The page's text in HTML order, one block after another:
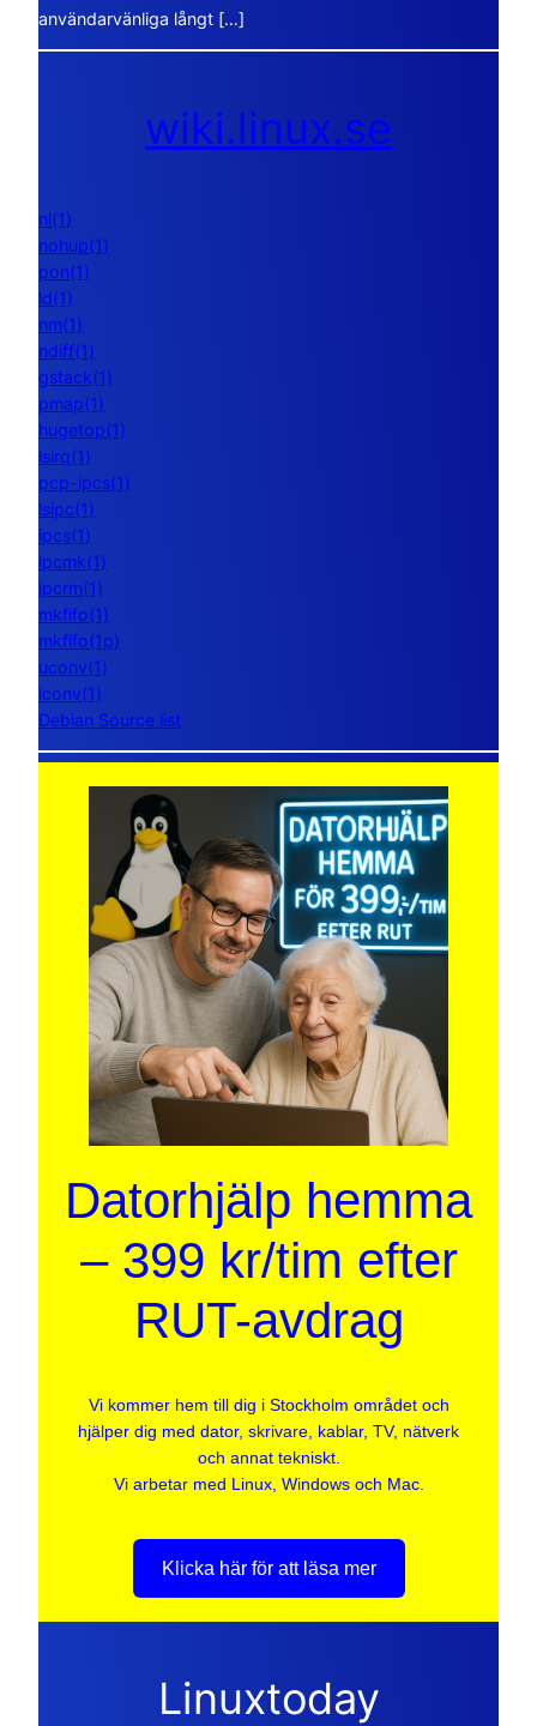
användarvänliga långt […]
wiki.linux.se
nl(1)
nohup(1)
pon(1)
ld(1)
nm(1)
ndiff(1)
gstack(1)
pmap(1)
hugetop(1)
lsirq(1)
pcp-ipcs(1)
lsipc(1)
ipcs(1)
ipcmk(1)
ipcrm(1)
mkfifo(1)
mkfifo(1p)
uconv(1)
iconv(1)
Debian Source list
Datorhjälp hemma
– 399 kr/tim efter
RUT-avdrag
Vi kommer hem till dig i Stockholm området och
hjälper dig med dator, skrivare, kablar, TV, nätverk
och annat tekniskt.
Vi arbetar med Linux, Windows och Mac.
Klicka här för att läsa mer
Linuxtoday